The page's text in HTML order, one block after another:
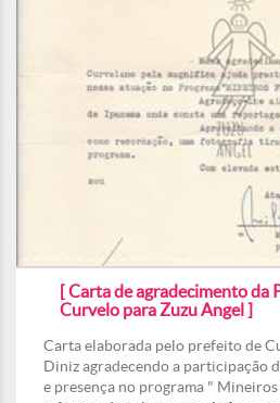
[ Carta de agradecimento da
Curvelo para Zuzu Angel ]
Carta elaborada pelo prefeito de
Diniz agradecendo a participação
e presença no programa "